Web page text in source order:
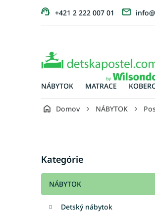
+421 2 222 007 01
NÁBYTOK MATRACE
Domov NÁBYTOK
n
ý
p
kategórie
Kategórie
NÁBYTOK
Detský nábytok